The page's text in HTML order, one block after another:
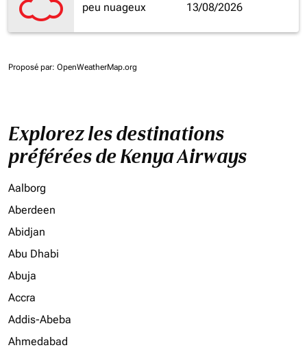
peu nuageux
13/08/2026
Proposé par: OpenWeatherMap.org
Explorez les destinations
préférées de Kenya Airways
Aalborg
Aberdeen
Abidjan
Abu Dhabi
Abuja
Accra
Addis-Abeba
Ahmedabad